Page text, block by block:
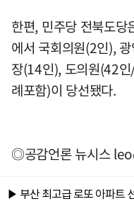
한편, 민주당 전북도당
에서 국회의원(2인),
장(14인), 도의원(42
례포함)이 당선됐다.
◎공감언론 뉴시스